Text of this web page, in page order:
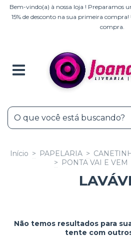
Bem-vindo(a) à nossa loja ! Preparamos
15% de desconto na sua primeira
compra.
Início > PAPELARIA >
> PONTA VAI E VEM
Não temos resultados para
tente com